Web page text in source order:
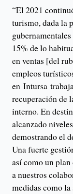
“El 2021
turismo, dada la
15% de lo
en ventas [del
empleos
en Intursa
recuperación de
interno. En
alcanzado
demostrando el
Una fuerte
así como un
a nuestros
medidas como la